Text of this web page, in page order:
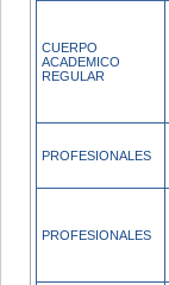
CUERPO
ACADEMICO
REGULAR
PROFESIONALES
PROFESIONALES